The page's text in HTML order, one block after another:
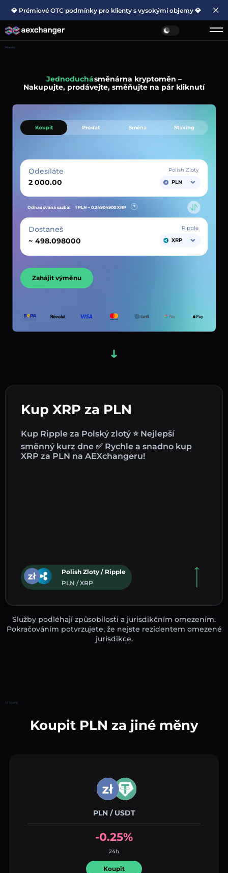
💎 Prémiové OTC podmínky pro klienty s vysokými objemy 💎
Hlavní
Jednoduchásměnárna kryptoměn –
Nakupujte, prodávejte, směňujte na pár kliknutí
Kup XRP za PLN
Kup Ripple za Polský zlotý ⭐ Nejlepší
směnný kurz dne ✅ Rychle a snadno kup
XRP za PLN na AEXchangeru!
Polish Zloty / Ripple
PLN / XRP
Koupit Prodat Směna Staking
Odesíláte
Polish Zloty
PLN
Odhadovaná sazba: 1 PLN ~ 0.24904900 XRP
Dostaneš
~
Ripple
XRP
Zahájit výměnu
Služby podléhají způsobilosti a jurisdikčním omezením.
Pokračováním potvrzujete, že nejste rezidentem omezené
jurisdikce.
Hlavní
Koupit PLN za jiné měny
PLN / USDT
-0.25%
24h
Koupit